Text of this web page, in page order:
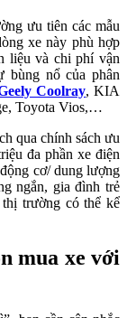
ưu tiên các mẫu
xe này phù hợp
liệu và chi phí vận
bùng nổ của phân
Coolray, KIA
Toyota Vios,…
qua chính sách ưu
đa phần xe điện
cơ/ dung lượng
ngắn, gia đình trẻ
trường có thể kể
mua xe với